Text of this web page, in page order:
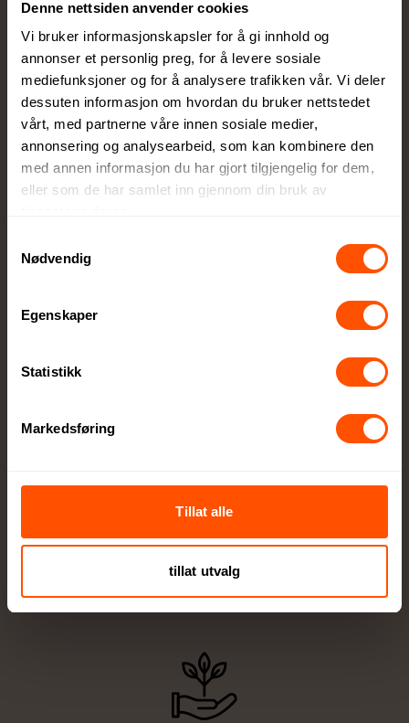
Denne nettsiden anvender cookies
Vi bruker informasjonskapsler for å gi innhold og
annonser et personlig preg, for å levere sosiale
mediefunksjoner og for å analysere trafikken vår. Vi deler
dessuten informasjon om hvordan du bruker nettstedet
vårt, med partnerne våre innen sosiale medier,
annonsering og analysearbeid, som kan kombinere den
med annen informasjon du har gjort tilgjengelig for dem,
eller som de har samlet inn gjennom din bruk av
Nødvendig
Egenskaper
Statistikk
Markedsføring
Tillat alle
tillat utvalg
Egen produksjonsavdeling
Lokal produksjon sikrer høy kvalitet og raskere
levering
Ekspressortiment
Utvalgte lagerførte produkter tilgjengelige
med ekspresslevering